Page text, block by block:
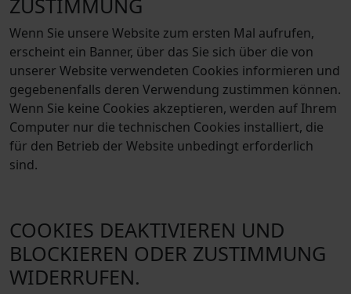
Wenn Sie unsere Website zum ersten Mal aufrufen,
erscheint ein Banner, über das Sie sich über die von
unserer Website verwendeten Cookies informieren und
gegebenenfalls deren Verwendung zustimmen können.
Wenn Sie keine Cookies akzeptieren, werden auf Ihrem
Computer nur die technischen Cookies installiert, die
für den Betrieb der Website unbedingt erforderlich
sind.
COOKIES DEAKTIVIEREN UND
BLOCKIEREN ODER ZUSTIMMUNG
WIDERRUFEN.